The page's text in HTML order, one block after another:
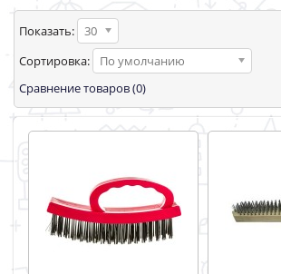
Показать:
30
Сортировка:
По умолчанию
Сравнение товаров (0)